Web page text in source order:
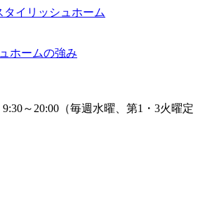
ホームの強み
～20:00（毎週水曜、第1・3火曜定